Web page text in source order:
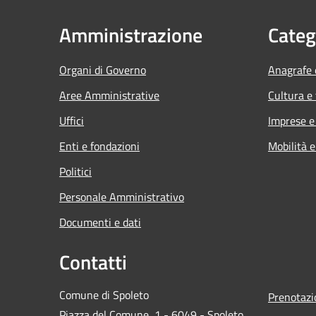
Amministrazione
Organi di Governo
Aree Amministrative
Uffici
Enti e fondazioni
Politici
Personale Amministrativo
Documenti e dati
Cultura
Imprese
Mobilità
Contatti
Comune di Spoleto